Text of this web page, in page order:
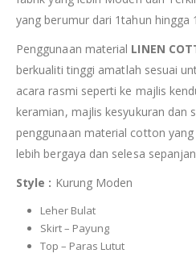
yang berumur dari 1tahun hingga
Penggunaan material LINEN
berkualiti tinggi amatlah sesuai
acara rasmi seperti ke majlis
keramian, majlis kesyukuran dan
penggunaan material cotton
lebih bergaya dan selesa
Style : Kurung Moden
Leher Bulat
Skirt – Payung
Top – Paras Lutut